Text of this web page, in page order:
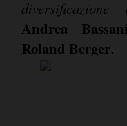
Andrea
Roland Berger.